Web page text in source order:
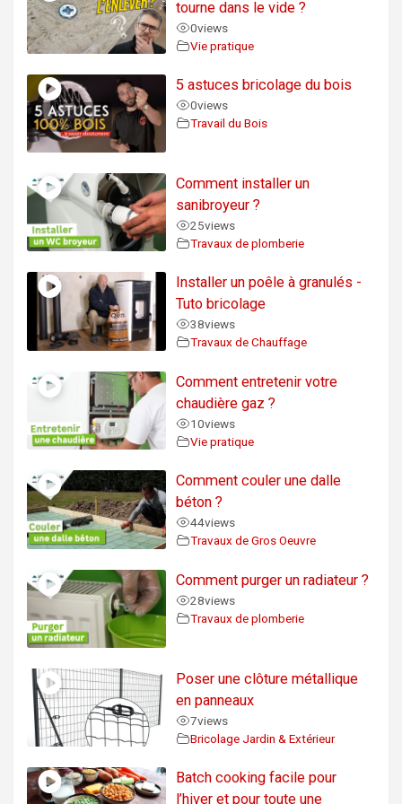
tourne dans le vide ?
0views
Vie pratique
5 astuces bricolage du bois
0views
Travail du Bois
Comment installer un
sanibroyeur ?
25views
Travaux de plomberie
Installer un poêle à granulés -
Tuto bricolage
38views
Travaux de Chauffage
Comment entretenir votre
chaudière gaz ?
10views
Vie pratique
Comment couler une dalle
béton ?
44views
Travaux de Gros Oeuvre
Comment purger un radiateur ?
28views
Travaux de plomberie
Poser une clôture métallique
en panneaux
7views
Bricolage Jardin & Extérieur
Batch cooking facile pour
l’hiver et pour toute une